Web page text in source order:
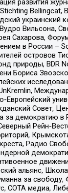
Bellingcat,
Вильсона,
Сахарова,
в России –
островов
природы, BDR
Бориса
Европейский
Совет,
демократию в
Рейн-
Радио
альянс,
за свободу,
СОТА медиа,